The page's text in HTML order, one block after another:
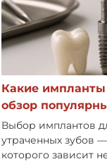
Какие
обзор
Выбор имплантов
утраченных зубов
которого зависит